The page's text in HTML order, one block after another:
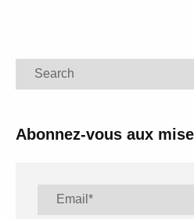
Search
Abonnez-vous aux